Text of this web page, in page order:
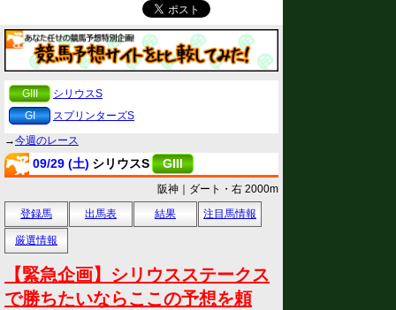
GIII
シリウスS
GI
スプリンターズS
→今週のレース
09/29 (土) シリウスS GIII
阪神｜ダート・右 2000m
登録馬
出馬表 結果 注目馬情報
厳選情報
【緊急企画】シリウスステークス
で勝ちたいならここの予想を頼